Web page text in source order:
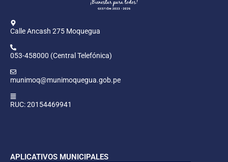
Calle Ancash 275 Moquegua
053-458000 (Central Telefónica)
munimoq@munimoquegua.gob.pe
RUC: 20154469941
APLICATIVOS MUNICIPALES